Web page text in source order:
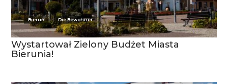
Bieruń Die Bewohner
Wystartował Zielony Budżet Miasta
Bierunia!